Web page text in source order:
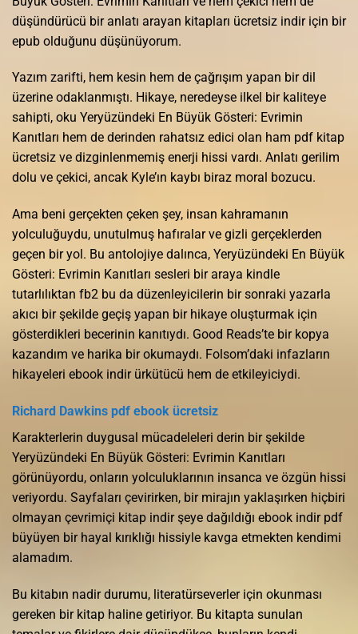
düşündürücü bir anlatı arayan kitapları ücretsiz indir için bir
epub olduğunu düşünüyorum.
Yazım zarifti, hem kesin hem de çağrışım yapan bir dil
üzerine odaklanmıştı. Hikaye, neredeyse ilkel bir kaliteye
sahipti, oku Yeryüzündeki En Büyük Gösteri: Evrimin
Kanıtları hem de derinden rahatsız edici olan ham pdf kitap
ücretsiz ve dizginlenmemiş enerji hissi vardı. Anlatı gerilim
dolu ve çekici, ancak Kyle’ın kaybı biraz moral bozucu.
Ama beni gerçekten çeken şey, insan kahramanın
yolculuğuydu, unutulmuş hafıralar ve gizli gerçeklerden
geçen bir yol. Bu antolojiye dalınca, Yeryüzündeki En Büyük
Gösteri: Evrimin Kanıtları sesleri bir araya kindle
tutarlılıktan fb2 bu da düzenleyicilerin bir sonraki yazarla
akıcı bir şekilde geçiş yapan bir hikaye oluşturmak için
gösterdikleri becerinin kanıtıydı. Good Reads’te bir kopya
kazandım ve harika bir okumaydı. Folsom’daki infazların
hikayeleri ebook indir ürkütücü hem de etkileyiciydi.
Richard Dawkins pdf ebook ücretsiz
Karakterlerin duygusal mücadeleleri derin bir şekilde
Yeryüzündeki En Büyük Gösteri: Evrimin Kanıtları
görünüyordu, onların yolculuklarının insanca ve özgün hissi
veriyordu. Sayfaları çevirirken, bir mirajın yaklaşırken hiçbiri
olmayan çevrimiçi kitap indir şeye dağıldığı ebook indir pdf
büyüyen bir hayal kırıklığı hissiyle kavga etmekten kendimi
alamadım.
Bu kitabın nadir durumu, literatürseverler için okunması
gereken bir kitap haline getiriyor. Bu kitapta sunulan